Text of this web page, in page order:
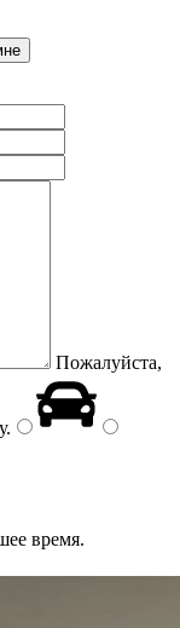
Пожалуйста,
.
время.